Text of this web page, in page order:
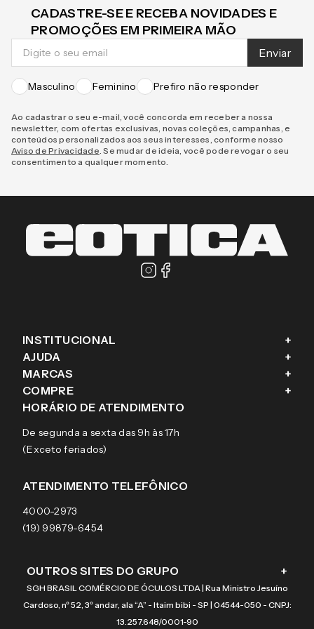
CADASTRE-SE E RECEBA NOVIDADES E
PROMOÇÕES EM PRIMEIRA MÃO
Enviar
Masculino Feminino Prefiro não responder
Ao cadastrar o seu e-mail, você concorda em receber a nossa
newsletter, com ofertas exclusivas, novas coleções, campanhas, e
conteúdos personalizados aos seus interesses, conforme nosso
Aviso de Privacidade . Se mudar de ideia, você pode revogar o seu
consentimento a qualquer momento.
INSTITUCIONAL +
Fale conosco
Blog
Sobre a eÓtica
Aviso de privacidade
Termos e condições de uso
AJUDA +
Como comprar
Trocas e Devoluções
Pagamentos
Garantias
MARCAS +
Ray-Ban
Tecnol
Arnette
Burberry
COMPRE +
Óculos de sol
Lentes de contato
HORÁRIO DE ATENDIMENTO
De segunda a sexta das 9h às 17h
(Exceto feriados)
ATENDIMENTO TELEFÔNICO
4000-2973
(19) 99879-6454
OUTROS SITES DO GRUPO +
SGH BRASIL COMÉRCIO DE ÓCULOS LTDA | Rua Ministro Jesuíno
Cardoso, nº 52, 3º andar, ala “A” - Itaim bibi - SP | 04544-050 - CNPJ:
13.257.648/0001-90